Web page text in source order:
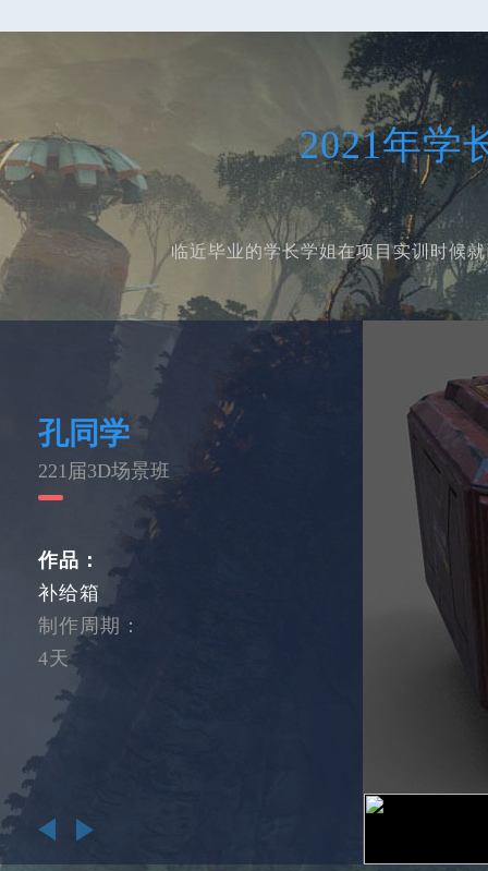
2021年学
临近毕业的学长学姐在项目实训时候
孔同学
221届3D场景班
作品：
补给箱
制作周期：
4天